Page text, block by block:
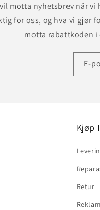
motta nyhetsbrev når
for oss, og hva vi gjør
motta rabattkoden i
E-
Kjøp
Retur